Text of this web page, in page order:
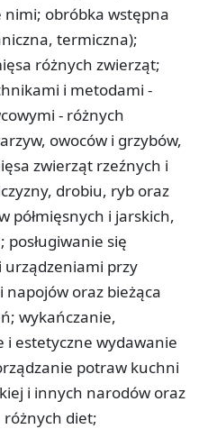
nimi; obróbka wstępna
termiczna);
różnych zwierząt;
i metodami -
- różnych
owoców i grzybów,
zwierząt rzeźnych i
drobiu, ryb oraz
półmięsnych i jarskich,
się
urządzeniami przy
oraz bieżąca
wykańczanie,
estetyczne wydawanie
potraw kuchni
i innych narodów oraz
diet;